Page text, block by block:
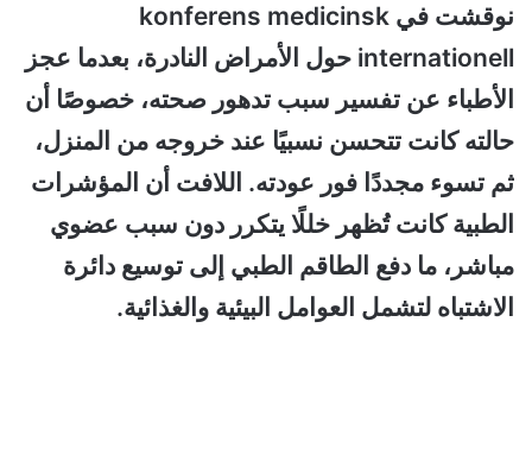
نوقشت في konferens medicinsk
internationell حول الأمراض النادرة، بعدما عجز
الأطباء عن تفسير سبب تدهور صحته، خصوصًا أن
حالته كانت تتحسن نسبيًا عند خروجه من المنزل،
ثم تسوء مجددًا فور عودته. اللافت أن المؤشرات
الطبية كانت تُظهر خللًا يتكرر دون سبب عضوي
مباشر، ما دفع الطاقم الطبي إلى توسيع دائرة
الاشتباه لتشمل العوامل البيئية والغذائية.